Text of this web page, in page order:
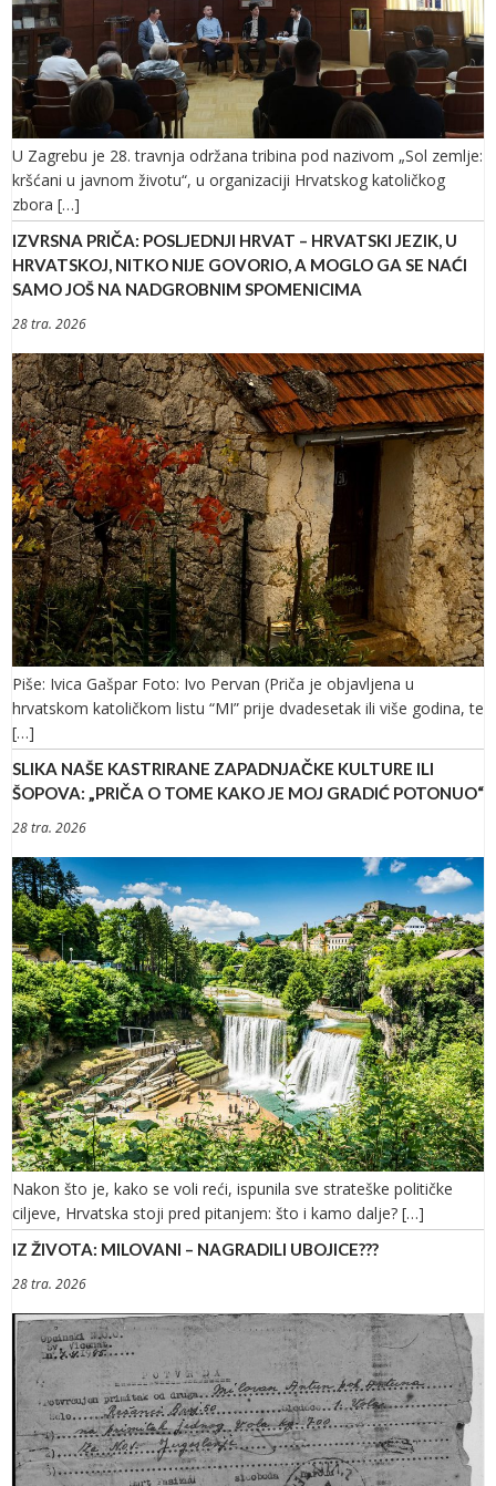
U Zagrebu je 28. travnja održana tribina pod nazivom „Sol zemlje:
kršćani u javnom životu“, u organizaciji Hrvatskog katoličkog
zbora […]
IZVRSNA PRIČA: POSLJEDNJI HRVAT – HRVATSKI JEZIK, U
HRVATSKOJ, NITKO NIJE GOVORIO, A MOGLO GA SE NAĆI
SAMO JOŠ NA NADGROBNIM SPOMENICIMA
28 tra. 2026
Piše: Ivica Gašpar Foto: Ivo Pervan (Priča je objavljena u
hrvatskom katoličkom listu “MI” prije dvadesetak ili više godina, te
[…]
SLIKA NAŠE KASTRIRANE ZAPADNJAČKE KULTURE ILI
ŠOPOVA: „PRIČA O TOME KAKO JE MOJ GRADIĆ POTONUO“
28 tra. 2026
Nakon što je, kako se voli reći, ispunila sve strateške političke
ciljeve, Hrvatska stoji pred pitanjem: što i kamo dalje? […]
IZ ŽIVOTA: MILOVANI – NAGRADILI UBOJICE???
28 tra. 2026